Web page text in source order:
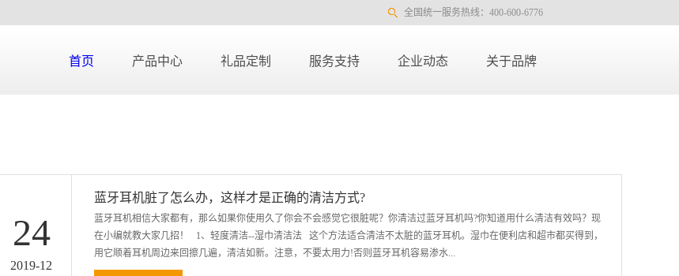
全国统一服务热线：400-600-6776
首页 产品中心 礼品定制 服务支持 企业动态 关于品牌
蓝牙耳机脏了怎么办，这样才是正确的清洁方式?
蓝牙耳机相信大家都有，那么如果你使用久了你会不会感觉它很脏呢？你清洁过蓝牙耳机吗?你知道用什么清洁有效吗？现
在小编就教大家几招！ 1、轻度清洁--湿巾清洁法 这个方法适合清洁不太脏的蓝牙耳机。湿巾在便利店和超市都买得到，
用它顺着耳机周边来回擦几遍，清洁如新。注意，不要太用力!否则蓝牙耳机容易渗水...
2019-12
24